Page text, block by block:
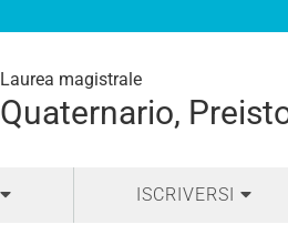
Laurea magistrale
Quaternario,
ISCRIVERSI